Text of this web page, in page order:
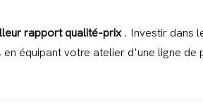
rapport qualité-prix. Investir dans
équipant votre atelier d'une ligne de